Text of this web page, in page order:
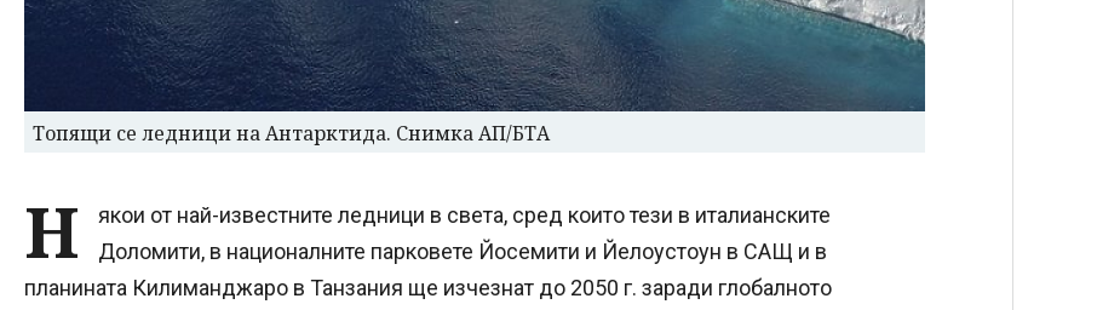
Топящи се ледници на Антарктида. Снимка АП/БТА
Н
якои от най-известните ледници в света, сред които тези в италианските
Доломити, в националните парковете Йосемити и Йелоустоун в САЩ и в
планината Килиманджаро в Танзания ще изчезнат до 2050 г. заради глобалното